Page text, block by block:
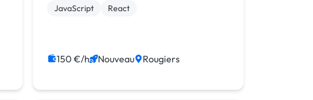
avec une veille constante sur l'IA
JavaScript React
150 €/h Nouveau Rougiers